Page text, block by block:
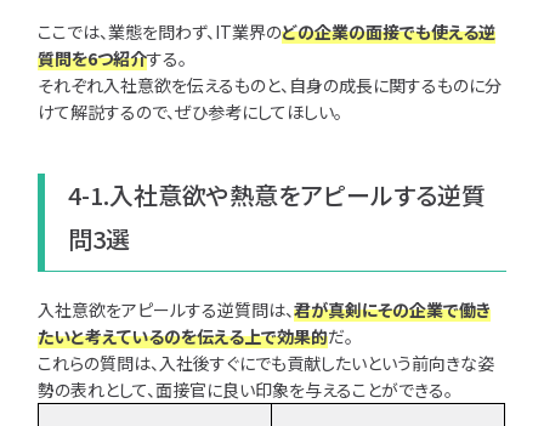
ここでは、業態を問わず、IT業界のどの企業の面接でも使える逆
質問を6つ紹介する。
それぞれ入社意欲を伝えるものと、自身の成長に関するものに分
けて解説するので、ぜひ参考にしてほしい。
4-1.入社意欲や熱意をアピールする逆質
問3選
入社意欲をアピールする逆質問は、君が真剣にその企業で働き
たいと考えているのを伝える上で効果的だ。
これらの質問は、入社後すぐにでも貢献したいという前向きな姿
勢の表れとして、面接官に良い印象を与えることができる。